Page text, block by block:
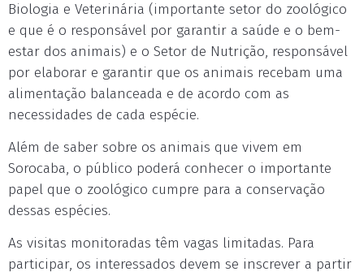
Biologia e Veterinária (importante setor do zoológico
e que é o responsável por garantir a saúde e o bem-
estar dos animais) e o Setor de Nutrição, responsável
por elaborar e garantir que os animais recebam uma
alimentação balanceada e de acordo com as
necessidades de cada espécie.
Além de saber sobre os animais que vivem em
Sorocaba, o público poderá conhecer o importante
papel que o zoológico cumpre para a conservação
dessas espécies.
As visitas monitoradas têm vagas limitadas. Para
participar, os interessados devem se inscrever a partir